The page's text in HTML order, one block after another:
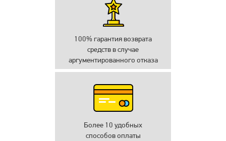
100% гарантия возврата
средств в случае
аргументированного отказа
Более 10 удобных
способов оплаты